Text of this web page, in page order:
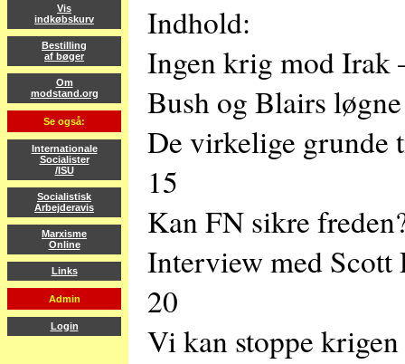
Vis
indkøbskurv
Bestilling
af bøger
Om
modstand.org
Se også:
Internationale
Socialister
/ISU
Socialistisk
Arbejderavis
Marxisme
Online
Links
Admin
Login
Indhold:
Ingen krig mod Irak
Bush og Blairs
De virkelige grunde
15
Kan FN sikre
Interview med Scott
20
Vi kan stoppe